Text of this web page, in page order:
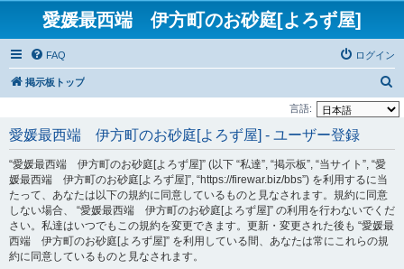
愛媛最西端 伊方町のお砂庭[よろず屋]
FAQ ログイン
掲示板トップ
索
言語:
愛媛最西端 伊方町のお砂庭[よろず屋] - ユーザー登録
“愛媛最西端 伊方町のお砂庭[よろず屋]” (以下 “私達”, “掲示板”, “当サイト”, “愛
媛最西端 伊方町のお砂庭[よろず屋]”, “https://firewar.biz/bbs”) を利用するに当
たって、あなたは以下の規約に同意しているものと見なされます。規約に同意
しない場合、 “愛媛最西端 伊方町のお砂庭[よろず屋]” の利用を行わないでくだ
さい。私達はいつでもこの規約を変更できます。更新・変更された後も “愛媛最
西端 伊方町のお砂庭[よろず屋]” を利用している間、あなたは常にこれらの規
約に同意しているものと見なされます。